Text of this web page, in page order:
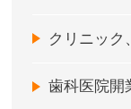
クリニック
歯科医院開